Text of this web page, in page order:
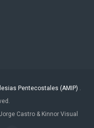
Pentecostales (AMIP) .
Castro & Kinnor Visual